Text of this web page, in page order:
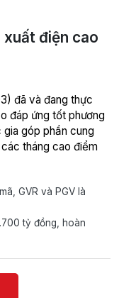
xuất điện cao
đã và đang thực
đáp ứng tốt phương
góp phần cung
tháng cao điểm
GVR và PGV là
tỷ đồng, hoàn